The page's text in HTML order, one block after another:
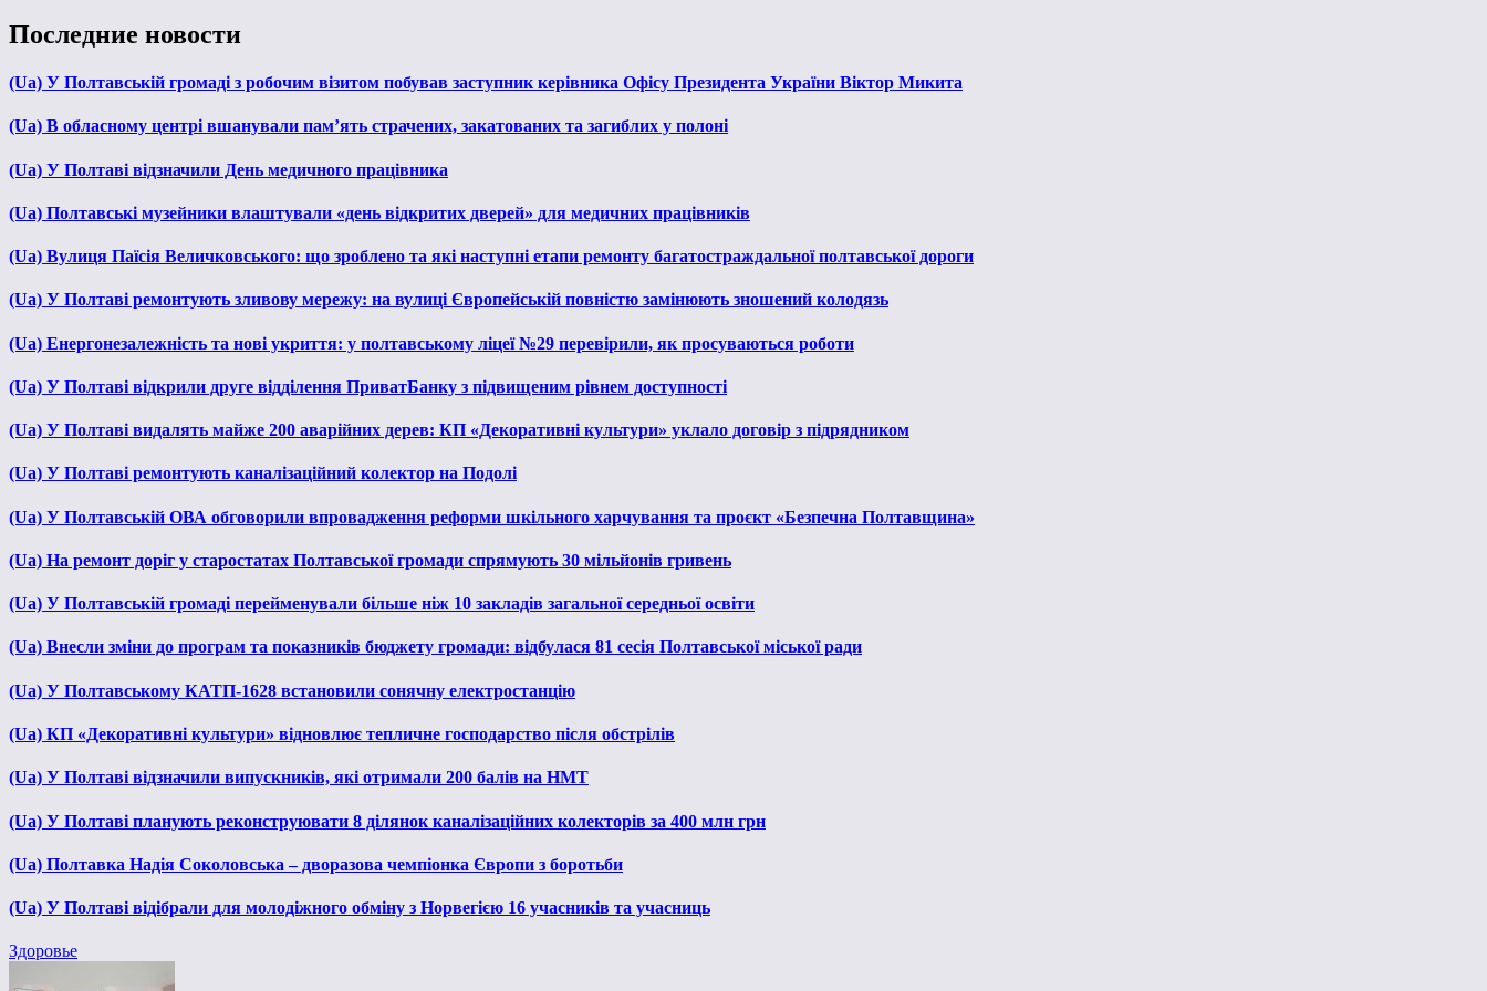
Последние новости
(Ua) У Полтавській громаді з робочим візитом побував заступник керівника Офісу Президента України Віктор Микита
(Ua) В обласному центрі вшанували пам’ять страчених, закатованих та загиблих у полоні
(Ua) У Полтаві відзначили День медичного працівника
(Ua) Полтавські музейники влаштували «день відкритих дверей» для медичних працівників
(Ua) Вулиця Паїсія Величковського: що зроблено та які наступні етапи ремонту багатостраждальної полтавської дороги
(Ua) У Полтаві ремонтують зливову мережу: на вулиці Європейській повністю замінюють зношений колодязь
(Ua) Енергонезалежність та нові укриття: у полтавському ліцеї №29 перевірили, як просуваються роботи
(Ua) У Полтаві відкрили друге відділення ПриватБанку з підвищеним рівнем доступності
(Ua) У Полтаві видалять майже 200 аварійних дерев: КП «Декоративні культури» уклало договір з підрядником
(Ua) У Полтаві ремонтують каналізаційний колектор на Подолі
(Ua) У Полтавській ОВА обговорили впровадження реформи шкільного харчування та проєкт «Безпечна Полтавщина»
(Ua) На ремонт доріг у старостатах Полтавської громади спрямують 30 мільйонів гривень
(Ua) У Полтавській громаді перейменували більше ніж 10 закладів загальної середньої освіти
(Ua) Внесли зміни до програм та показників бюджету громади: відбулася 81 сесія Полтавської міської ради
(Ua) У Полтавському КАТП-1628 встановили сонячну електростанцію
(Ua) КП «Декоративні культури» відновлює тепличне господарство після обстрілів
(Ua) У Полтаві відзначили випускників, які отримали 200 балів на НМТ
(Ua) У Полтаві планують реконструювати 8 ділянок каналізаційних колекторів за 400 млн грн
(Ua) Полтавка Надія Соколовська – дворазова чемпіонка Європи з боротьби
(Ua) У Полтаві відібрали для молодіжного обміну з Норвегією 16 учасників та учасниць
Здоровье